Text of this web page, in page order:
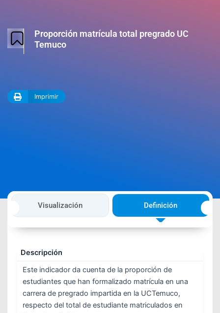
Proporción matrícula total pregrado UC
Temuco
Imprimir
Visualización Definición
Descripción
Este indicador da cuenta de la proporción de
estudiantes que han formalizado matrícula en una
carrera de pregrado impartida en la UCTemuco,
respecto del total de estudiante matriculados en